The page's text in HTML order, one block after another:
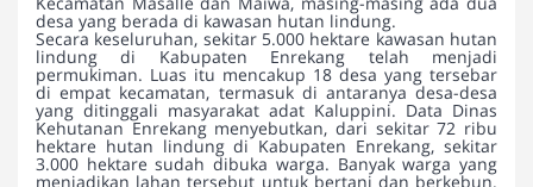
desa yang berada di kawasan hutan lindung.
Secara keseluruhan, sekitar 5.000 hektare kawasan hutan
lindung di Kabupaten Enrekang telah menjadi
permukiman. Luas itu mencakup 18 desa yang tersebar
di empat kecamatan, termasuk di antaranya desa-desa
yang ditinggali masyarakat adat Kaluppini. Data Dinas
Kehutanan Enrekang menyebutkan, dari sekitar 72 ribu
hektare hutan lindung di Kabupaten Enrekang, sekitar
3.000 hektare sudah dibuka warga. Banyak warga yang
menjadikan lahan tersebut untuk bertani dan berkebun.